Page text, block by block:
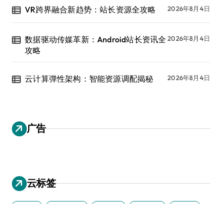
VR跨界融合新趋势：站长资源全攻略 2026年8月4日
数据驱动传媒革新：Android站长资讯全
攻略
2026年8月4日
云计算弹性架构：智能资源调配揭秘 2026年8月4日
广告
云标签